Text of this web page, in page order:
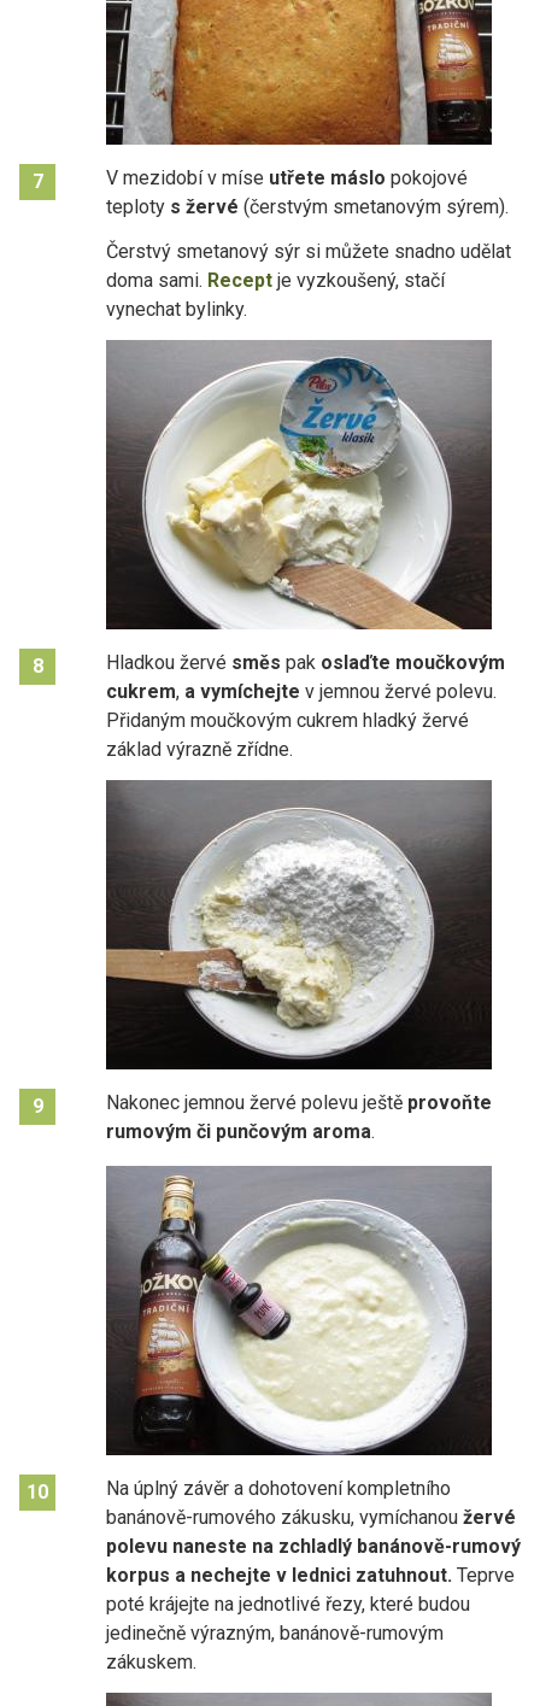
7 V mezidobí v míse utřete máslo pokojové
teploty s žervé (čerstvým smetanovým sýrem).
Čerstvý smetanový sýr si můžete snadno udělat
doma sami. Recept je vyzkoušený, stačí
vynechat bylinky.
8 Hladkou žervé směs pak oslaďte moučkovým
cukrem, a vymíchejte v jemnou žervé polevu.
Přidaným moučkovým cukrem hladký žervé
základ výrazně zřídne.
9 Nakonec jemnou žervé polevu ještě provoňte
rumovým či punčovým aroma.
10
Na úplný závěr a dohotovení kompletního
banánově-rumového zákusku, vymíchanou žervé
polevu naneste na zchladlý banánově-rumový
korpus a nechejte v lednici zatuhnout. Teprve
poté krájejte na jednotlivé řezy, které budou
jedinečně výrazným, banánově-rumovým
zákuskem.